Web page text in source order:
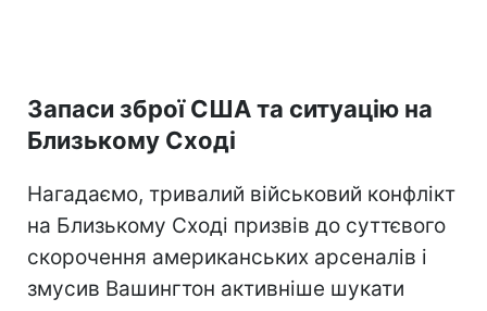
Запаси зброї США та ситуацію на
Близькому Сході
Нагадаємо, тривалий військовий конфлікт
на Близькому Сході призвів до суттєвого
скорочення американських арсеналів і
змусив Вашингтон активніше шукати